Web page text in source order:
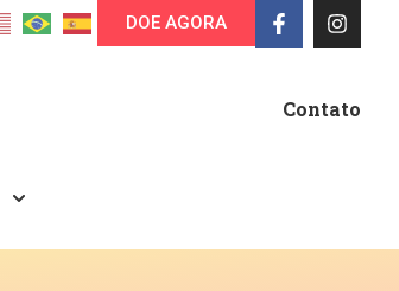
DOE AGORA
Contato